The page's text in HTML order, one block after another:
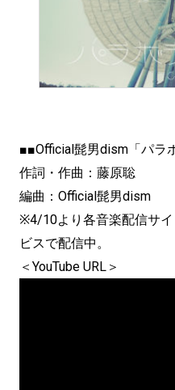
■■Official髭男dism「パラ
作詞・作曲：藤原聡
編曲：Official髭男dism
※4/10より各音楽配信サ
ビスで配信中。
＜YouTube URL＞